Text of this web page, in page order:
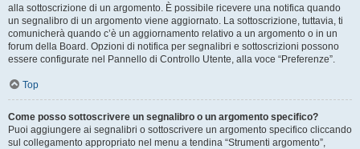
alla sottoscrizione di un argomento. È possibile ricevere una notifica quando
un segnalibro di un argomento viene aggiornato. La sottoscrizione, tuttavia, ti
comunicherà quando c’è un aggiornamento relativo a un argomento o in un
forum della Board. Opzioni di notifica per segnalibri e sottoscrizioni possono
essere configurate nel Pannello di Controllo Utente, alla voce “Preferenze”.
Top
Come posso sottoscrivere un segnalibro o un argomento specifico?
Puoi aggiungere ai segnalibri o sottoscrivere un argomento specifico cliccando
sul collegamento appropriato nel menu a tendina “Strumenti argomento”,